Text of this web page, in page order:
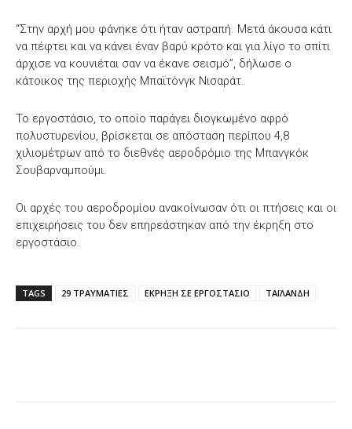
“Στην αρχή μου φάνηκε ότι ήταν αστραπή. Μετά άκουσα κάτι
να πέφτει και να κάνει έναν βαρύ κρότο και για λίγο το σπίτι
άρχισε να κουνιέται σαν να έκανε σεισμό”, δήλωσε ο
κάτοικος της περιοχής Μπαϊτόνγκ Νισαράτ.
Το εργοστάσιο, το οποίο παράγει διογκωμένο αφρό
πολυστυρενίου, βρίσκεται σε απόσταση περίπου 4,8
χιλιομέτρων από το διεθνές αεροδρόμιο της Μπανγκόκ
Σουβαρναμπούμι.
Οι αρχές του αεροδρομίου ανακοίνωσαν ότι οι πτήσεις και οι
επιχειρήσεις του δεν επηρεάστηκαν από την έκρηξη στο
εργοστάσιο.
TAGS 29 ΤΡΑΥΜΑΤΙΕΣ ΕΚΡΗΞΗ ΣΕ ΕΡΓΟΣΤΑΣΙΟ ΤΑΪΛΑΝΔΗ